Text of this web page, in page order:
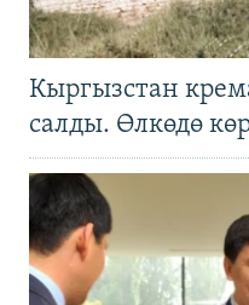
Кыргызстан
салды. Өлкөдө